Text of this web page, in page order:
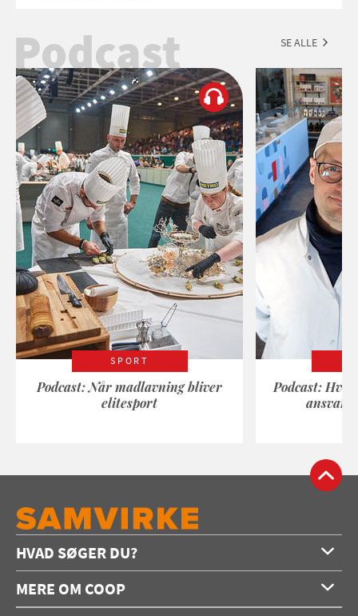
Podcast SE ALLE
SPORT
Podcast: Når madlavning bliver
elitesport
Podcast:
HVAD SØGER DU?
Forside
Opskrifter
MERE OM COOP